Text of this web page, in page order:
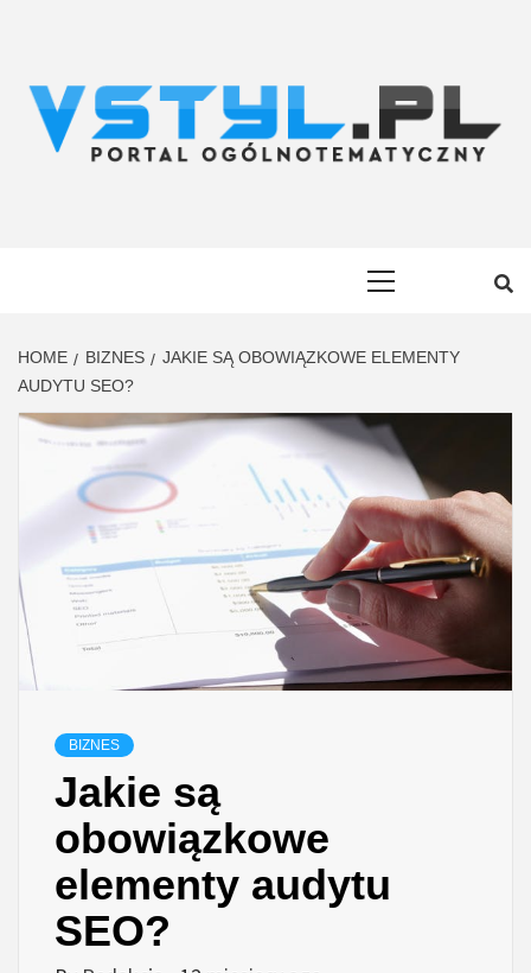
HOME BIZNES
JAKIE SĄ OBOWIĄZKOWE ELEMENTY
AUDYTU SEO?
BIZNES
Jakie są
obowiązkowe
elementy audytu
SEO?